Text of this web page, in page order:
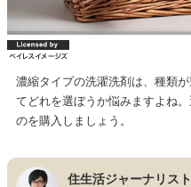
濃縮タイプの洗濯洗剤は、種類
てどれを選ぼうか悩みますよね
のを購入しましょう。
住生活ジャーナリスト